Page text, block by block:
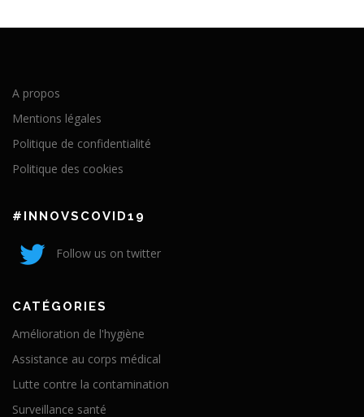
A propos
Mentions légales
Politique de confidentialité
Politique des cookies
#INNOVSCOVID19
Follow us on twitter
CATÉGORIES
Amélioration de l'hygiène
Assistance au corps médical
Lutte contre la contamination
Surveillance santé